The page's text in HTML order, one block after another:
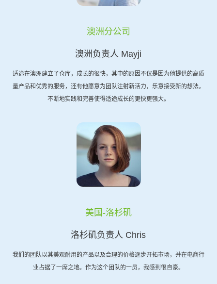
澳洲分公司
澳洲负责人 Mayji
适途在澳洲建立了仓库，成长的很快，其中的原因不仅是因为他提供的高质
量产品和优秀的服务，还有他愿意为团队注射新活力，乐意接受新的想法。
不断地实践和完善使得适途成长的更快更强大。
美国-洛杉矶
洛杉矶负责人 Chris
我们的团队以其美观耐用的产品以及合理的价格逐步开拓市场，并在电商行
业占据了一席之地。作为这个团队的一员，我感到很自豪。